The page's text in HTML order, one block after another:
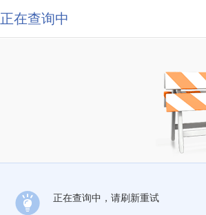
正在查询中
正在查询中，请刷新重试